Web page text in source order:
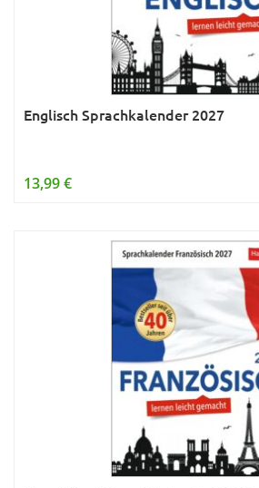
Englisch Sprachkalender 2027
13,99 €